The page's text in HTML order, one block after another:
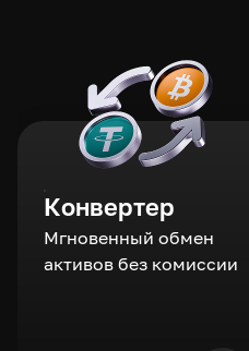
Конвертер
Мгновенный обмен
активов без комиссии